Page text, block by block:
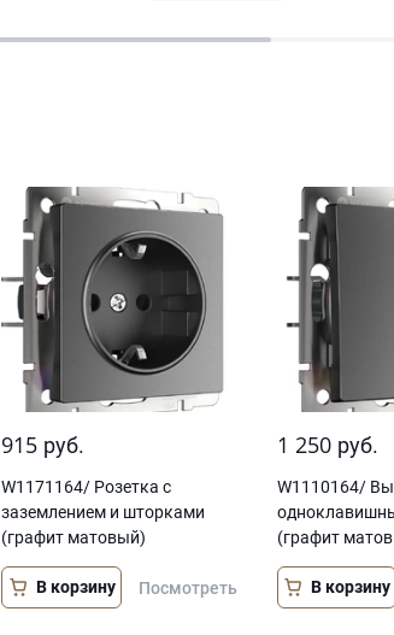
915 руб.
W1171164/ Розетка с
заземлением и шторками
(графит матовый)
В корзину Посмотреть
1 250 руб.
W1110164/
(графит
В корзину